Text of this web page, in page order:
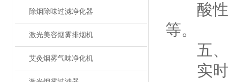
除烟除味过滤净化器
激光美容烟雾排烟机
艾灸烟雾气味净化机
酸性气
等。
五、
实时